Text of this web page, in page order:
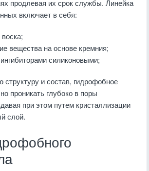
продлевая их срок службы. Линейка
включает в себя:
вещества на основе кремния;
силиконовыми;
и состав, гидрофобное
проникать глубоко в поры
при этом путем кристаллизации
слой.